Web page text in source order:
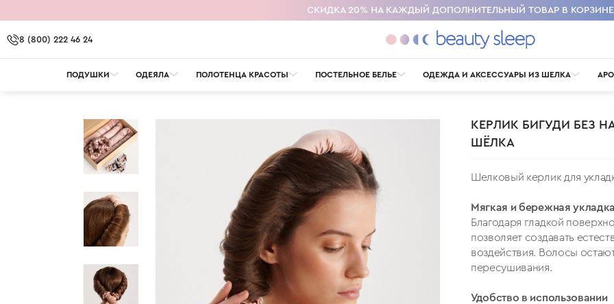
СКИДКА 20% НА КАЖДЫЙ ДОПОЛНИТЕЛЬНЫЙ ТОВАР В КОРЗИНЕ
8 (800) 222 46 24
ПОДУШКИ
OMNIA. ПРОТИВ БАКТЕРИЙ OMNIA. УВЛАЖНЕНИЕ OMNIA. ОХЛАЖДЕНИЕ
ОДЕЯЛА
УТЯЖЕЛЕННОЕ АНТИСТРЕСС-ОДЕЯЛО
ПОЛОТЕНЦА КРАСОТЫ ПОСТЕЛЬНОЕ БЕЛЬЕ ОДЕЖДА И АКСЕССУАРЫ ИЗ ШЕЛКА
ВСЕ ТОВАРЫ ИЗ ШЕЛКА
КЛИНИЧЕСКИЕ ИССЛЕДОВАНИЯ
ДОСТАВКА И ОПЛАТА ГАРАНТИЯ И ВОЗВРАТ
КЕРЛИК БИГУДИ БЕЗ
ШЁЛКА
Шелковый керлик для
Мягкая и бережная укладка
Благодаря гладкой
позволяет создавать
воздействия. Волосы
пересушивания.
Удобство в использовании